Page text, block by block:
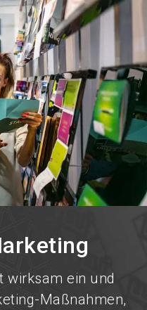
language DE
search
wirksam ein und
Maßnahmen,